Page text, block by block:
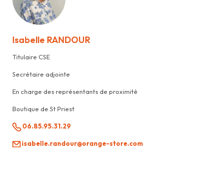
Isabelle RANDOUR
Titulaire CSE
Secrétaire adjointe
En charge des représentants de proximité
Boutique de St Priest
06.85.95.31.29
isabelle.randour@orange-store.com